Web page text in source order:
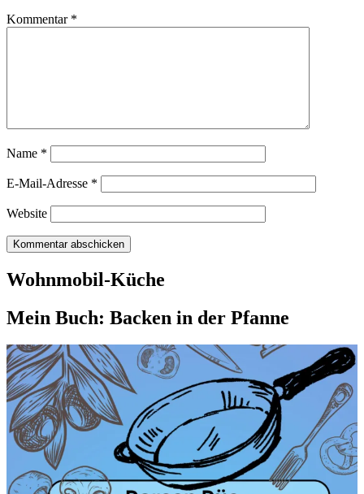
Kommentar *
Name *
E-Mail-Adresse *
Website
Wohnmobil-Küche
Mein Buch: Backen in der Pfanne